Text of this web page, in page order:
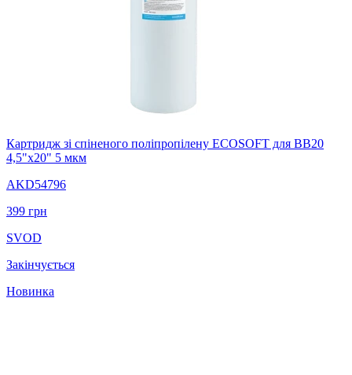
Картридж зі спіненого поліпропілену ECOSOFT для BB20
4,5"x20" 5 мкм
AKD54796
399 грн
SVOD
Закінчується
Новинка